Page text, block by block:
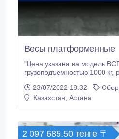
Весы платформенные
"Цена указана на модель
грузоподъемностью 1000 кг, размер 750х750мм.
ВСП4 Для определения массы различных грузов, в
любой отрасли промышленности. Нагрузка
23/07/2022 18:32
Казахстан, Астана
2 097 685.50 тенге 〒